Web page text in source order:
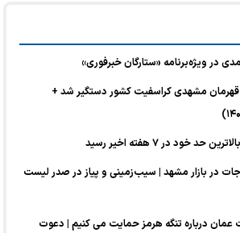
در ویژه‌برنامه «ستارگان خبرفوری»
مشهدی کراسفیت کشور دستگیر شد +
خود در ۷ هفته اخیر رسید
در بازار مشهد | سیب‌زمینی و پیاز در صدر لیست
عمان درباره تنگه هرمز حمایت می کنیم | دعوت